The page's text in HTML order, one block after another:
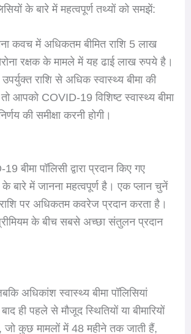
के बारे में महत्वपूर्ण तथ्यों को समझें:
कवच में अधिकतम बीमित राशि 5 लाख
रक्षक के मामले में यह ढाई लाख रुपये है।
राशि से अधिक स्वास्थ्य बीमा की
आपको COVID-19 विशिष्ट स्वास्थ्य बीमा
की समीक्षा करनी होगी।
बीमा पॉलिसी द्वारा प्रदान किए गए
बारे में जानना महत्वपूर्ण है। एक प्लान चुनें
पर अधिकतम कवरेज प्रदान करता है।
के बीच सबसे अच्छा संतुलन प्रदान
अधिकांश स्वास्थ्य बीमा पॉलिसियां
ही पहले से मौजूद स्थितियों या बीमारियों
कुछ मामलों में 48 महीने तक जाती हैं,